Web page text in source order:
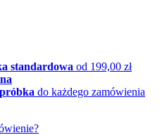
standardowa od 199,00 zł
do każdego zamówienia